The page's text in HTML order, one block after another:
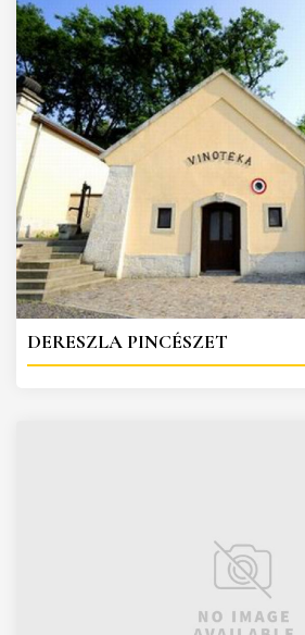
DERESZLA PINCÉSZET